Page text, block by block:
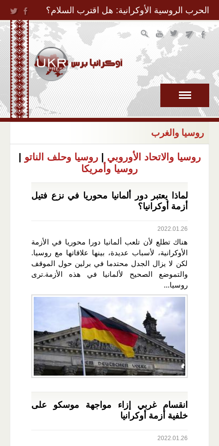
Jump to Navigation
الحرب الروسية الأوكرانية: هل اقترب السلام؟
روسيا والغرب
روسيا والاتحاد الأوروبي |روسيا وحلف الناتو
روسيا وأمريكا
لماذا يعتبر دور ألمانيا محوريا في نزع فتيل
أزمة أوكرانيا؟
2022.01.26
هناك تطلع لأن تلعب ألمانيا دورا محوريا في الأزمة
الأوكرانية، لأسباب عديدة، بينها علاقاتها مع روسيا.
لكن لا يزال الجدل محتدما في برلين حول الموقف
والتموضع الصحيح لألمانيا في هذه الأزمة.ترى
روسيا...
انقسام غربي إزاء مواجهة موسكو على
خلفية أزمة أوكرانيا
2022.01.26